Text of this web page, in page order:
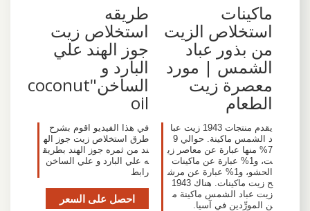
ماكينات
استخلاص الزيت
من بذور عباد
الشمس | مورد
معصرة زيت
الطعام
يقدم منتجات 1943 زيت عبا
د الشمس ماكينة. حوالي 9
7% منها عبارة عن معاصر زي
ت، و1% عبارة عن ماكينات
الحشو، و1% عبارة عن مرش
ح زيت ماكينات. هناك 1943
زيت عباد الشمس ماكينة م
ن المورِّدين في آسيا.
طريقه
استخلاص زيت
جوز الهند علي
البارد و
الساخن"coconut
oil
في هذا الفيديو اقوم بشرح
طرق استخلاص زيت جوز اله
ند من ثمره جوز الهند بطريق
ه علي البارد و علي الساخن
رابط
احصل على السعر